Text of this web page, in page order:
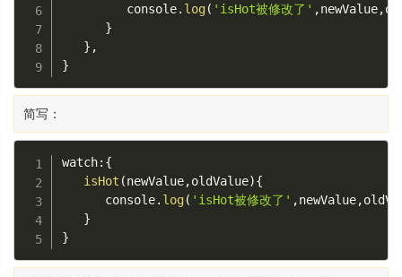
         console
. log( 'isHot被修改了' ,newValue,
}
} ,
}
简写：
watch: {
isHot (newValue,oldValue){
      console
. log( 'isHot被修改了' ,newValue,
}
}